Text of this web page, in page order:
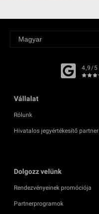
4,9/5
Vállalat
Rólunk
Hivatalos jegyértékesítő partner
Dolgozz velünk
Rendezvényeinek promóciója
Partnerprogramok